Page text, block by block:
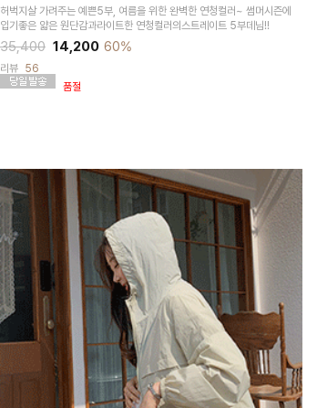
허벅지살 가려주는 예쁜5부, 여름을 위한 완벽한 연청컬러~ 썸머시즌에
입기좋은 얇은 원단감과라이트한 연청컬러의스트레이트 5부데님!!
35,400 14,200 60%
리뷰 56
품절